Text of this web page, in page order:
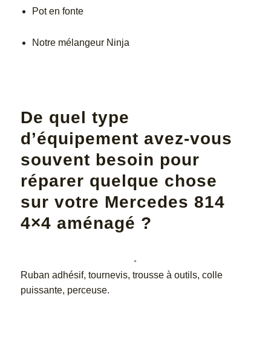
Pot en fonte
Notre mélangeur Ninja
De quel type
d’équipement avez-vous
souvent besoin pour
réparer quelque chose
sur votre Mercedes 814
4×4 aménagé ?
Ruban adhésif, tournevis, trousse à outils, colle
puissante, perceuse.